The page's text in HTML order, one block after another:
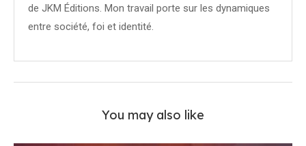
de JKM Éditions. Mon travail porte sur les dynamiques
entre société, foi et identité.
You may also like